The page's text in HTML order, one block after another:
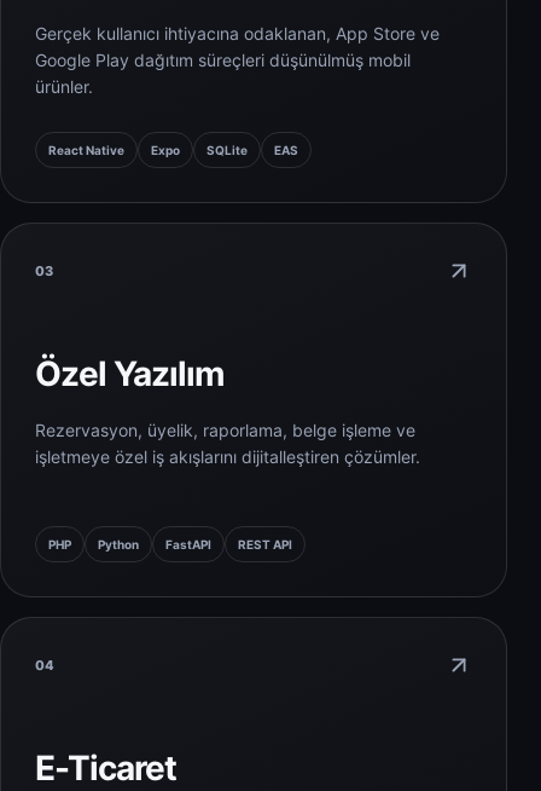
Gerçek kullanıcı ihtiyacına odaklanan, App Store ve
Google Play dağıtım süreçleri düşünülmüş mobil
ürünler.
React Native Expo SQLite EAS
03
Özel Yazılım
Rezervasyon, üyelik, raporlama, belge işleme ve
işletmeye özel iş akışlarını dijitalleştiren çözümler.
PHP Python FastAPI REST API
04
E-Ticaret